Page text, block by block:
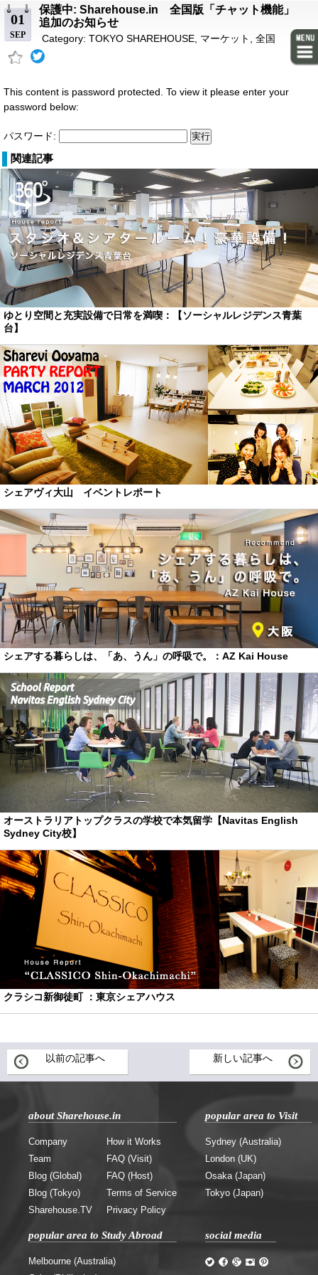
01
SEP
保護中: Sharehouse.in 全国版「チャット機能」
追加のお知らせ
Category: TOKYO SHAREHOUSE マーケット 全国
This content is password protected. To view it please enter your
password below:
パスワード:
関連記事
ゆとり空間と充実設備で日常を満喫：【ソーシャルレジデンス青葉
台】
シェアヴィ大山 イベントレポート
シェアする暮らしは、「あ、うん」の呼吸で。：AZ Kai House
オーストラリアトップクラスの学校で本気留学【Navitas English
Sydney City校】
クラシコ新御徒町 ：東京シェアハウス
以前の記事へ 新しい記事へ
about Sharehouse.in
Company
Team
Blog (Global)
Blog (Tokyo)
Sharehouse.TV
How it Works
FAQ (Visit)
FAQ (Host)
Terms of Service
Privacy Policy
popular area to Visit
Sydney (Australia)
London (UK)
Osaka (Japan)
Tokyo (Japan)
popular area to Study Abroad
Melbourne (Australia)
social media